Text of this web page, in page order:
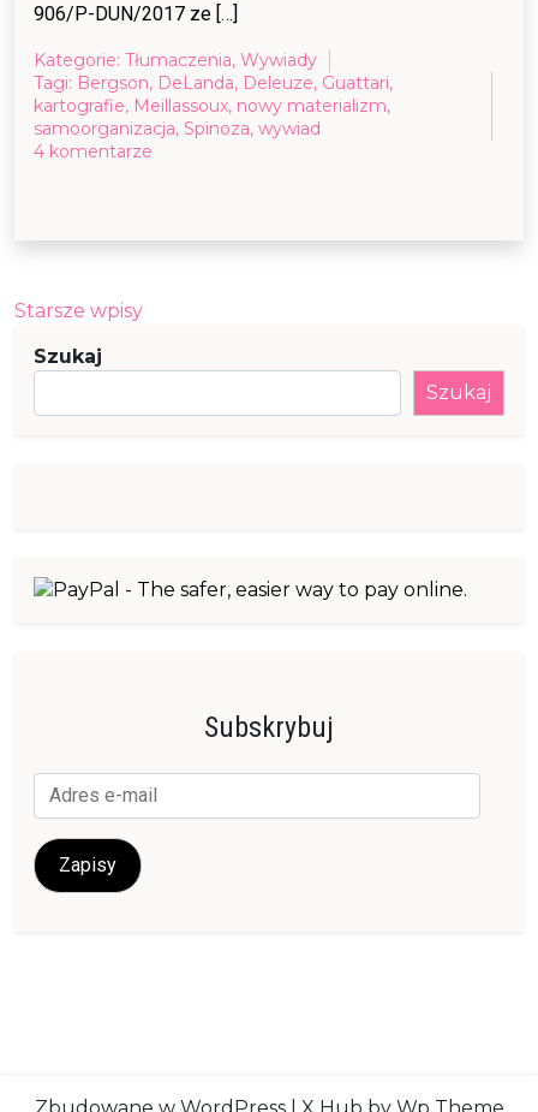
906/P-DUN/2017 ze […]
Kategorie: Tłumaczenia, Wywiady
Tagi: Bergson, DeLanda, Deleuze, Guattari,
kartografie, Meillassoux, nowy materializm,
samoorganizacja, Spinoza, wywiad
4 komentarze
DeLandą
Nawigacja
po
Starsze wpisy
Szukaj
Szukaj
Subskrybuj
Adres
e-
mail
Zapisy